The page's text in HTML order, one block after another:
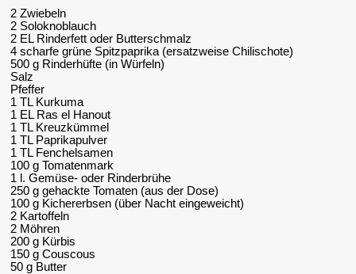
2 Zwiebeln
2 Soloknoblauch
2 EL Rinderfett oder Butterschmalz
4 scharfe grüne Spitzpaprika (ersatzweise Chilischote)
500 g Rinderhüfte (in Würfeln)
Salz
Pfeffer
1 TL Kurkuma
1 EL Ras el Hanout
1 TL Kreuzkümmel
1 TL Paprikapulver
1 TL Fenchelsamen
100 g Tomatenmark
1 l. Gemüse- oder Rinderbrühe
250 g gehackte Tomaten (aus der Dose)
100 g Kichererbsen (über Nacht eingeweicht)
2 Kartoffeln
2 Möhren
200 g Kürbis
150 g Couscous
50 g Butter